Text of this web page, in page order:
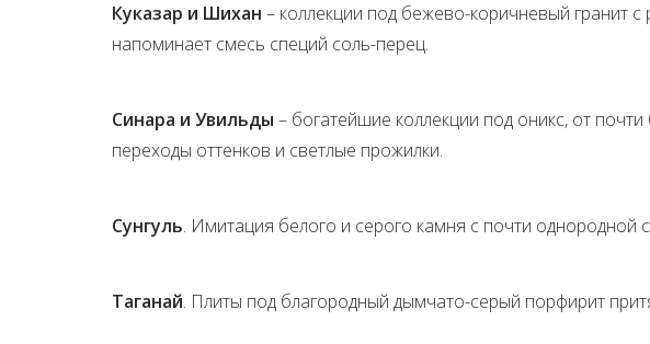
Куказар и Шихан – коллекции под бежево-коричневый гранит
напоминает смесь специй соль-перец.
Синара и Увильды – богатейшие коллекции под оникс, от
переходы оттенков и светлые прожилки.
Сунгуль. Имитация белого и серого камня с почти однородной
Таганай. Плиты под благородный дымчато-серый порфирит